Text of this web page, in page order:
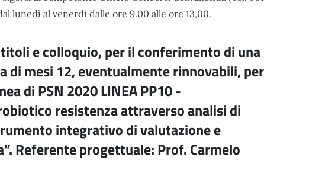
lunedì al venerdì dalle ore 9.00 alle ore 13,00.
e colloquio, per il conferimento di una
di mesi 12, eventualmente rinnovabili, per
di PSN 2020 LINEA PP10 -
resistenza attraverso analisi di
integrativo di valutazione e
Referente progettuale: Prof. Carmelo